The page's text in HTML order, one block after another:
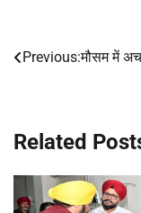
Post
Previous:मौसम में
Related